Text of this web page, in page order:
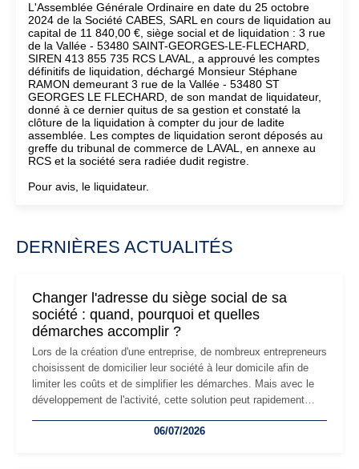
L'Assemblée Générale Ordinaire en date du 25 octobre
2024 de la Société CABES, SARL en cours de liquidation au
capital de 11 840,00 €, siège social et de liquidation : 3 rue
de la Vallée - 53480 SAINT-GEORGES-LE-FLECHARD,
SIREN 413 855 735 RCS LAVAL, a approuvé les comptes
définitifs de liquidation, déchargé Monsieur Stéphane
RAMON demeurant 3 rue de la Vallée - 53480 ST
GEORGES LE FLECHARD, de son mandat de liquidateur,
donné à ce dernier quitus de sa gestion et constaté la
clôture de la liquidation à compter du jour de ladite
assemblée. Les comptes de liquidation seront déposés au
greffe du tribunal de commerce de LAVAL, en annexe au
RCS et la société sera radiée dudit registre.
Pour avis, le liquidateur.
DERNIÈRES ACTUALITÉS
Changer l'adresse du siège social de sa
société : quand, pourquoi et quelles
démarches accomplir ?
Lors de la création d'une entreprise, de nombreux entrepreneurs
choisissent de domicilier leur société à leur domicile afin de
limiter les coûts et de simplifier les démarches. Mais avec le
développement de l'activité, cette solution peut rapidement
professionnels, recrutement, image de marque… Le
06/07/2026